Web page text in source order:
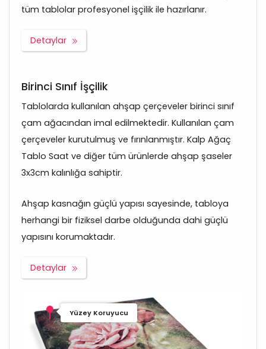
tüm tablolar profesyonel işçilik ile hazırlanır.
Detaylar
Birinci Sınıf İşçilik
Tablolarda kullanılan ahşap çerçeveler birinci sınıf
çam ağacından imal edilmektedir. Kullanılan çam
çerçeveler kurutulmuş ve fırınlanmıştır. Kalp Ağaç
Tablo Saat ve diğer tüm ürünlerde ahşap şaseler
3x3cm kalınlığa sahiptir.
Ahşap kasnağın güçlü yapısı sayesinde, tabloya
herhangi bir fiziksel darbe olduğunda dahi güçlü
yapısını korumaktadır.
Detaylar
Yüzey Koruyucu